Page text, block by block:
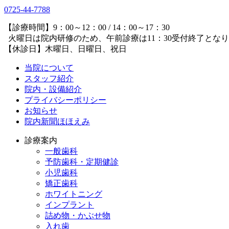
0725-44-7788
【診療時間】9：00～12：00 / 14：00～17：30
火曜日は院内研修のため、午前診療は11：30受付終了とな
【休診日】木曜日、日曜日、祝日
当院について
スタッフ紹介
院内・設備紹介
プライバシーポリシー
お知らせ
院内新聞ほほえみ
診療案内
一般歯科
予防歯科・定期健診
小児歯科
矯正歯科
ホワイトニング
インプラント
詰め物・かぶせ物
入れ歯